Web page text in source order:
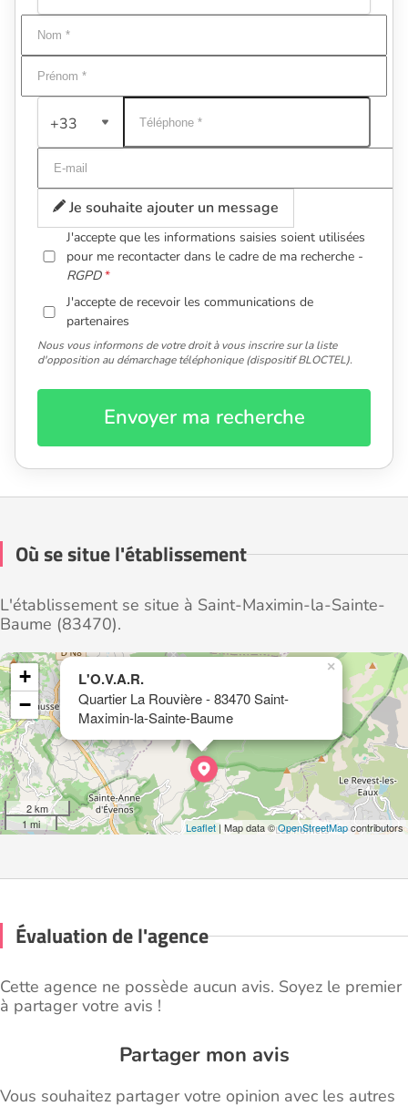
+33
Je souhaite ajouter un message
J'accepte que les informations saisies soient utilisées
pour me recontacter dans le cadre de ma recherche -
RGPD
J'accepte de recevoir les communications de
partenaires
Nous vous informons de votre droit à vous inscrire sur la liste
d'opposition au démarchage téléphonique (dispositif BLOCTEL).
Envoyer ma recherche
Où se situe l'établissement
L'établissement se situe à Saint-Maximin-la-Sainte-
Baume (83470).
L'O.V.A.R.
Quartier La Rouvière - 83470 Saint-
Maximin-la-Sainte-Baume
×
+
−
2 km
1 mi
Leaflet | Map data ©OpenStreetMapcontributors
Évaluation de l'agence
Cette agence ne possède aucun avis. Soyez le premier
à partager votre avis !
Partager mon avis
Vous souhaitez partager votre opinion avec les autres